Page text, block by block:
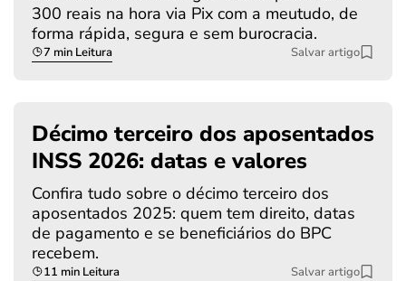
300 reais na hora via Pix com a meutudo, de
forma rápida, segura e sem burocracia.
7 min Leitura Salvar artigo
Décimo terceiro dos aposentados
INSS 2026: datas e valores
Confira tudo sobre o décimo terceiro dos
aposentados 2025: quem tem direito, datas
de pagamento e se beneficiários do BPC
recebem.
11 min Leitura Salvar artigo